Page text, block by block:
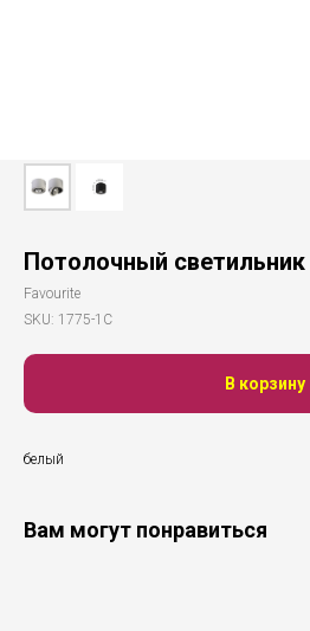
Потолочный
Favourite
SKU: 1775-1C
В корзину
белый
Вам могут понравиться